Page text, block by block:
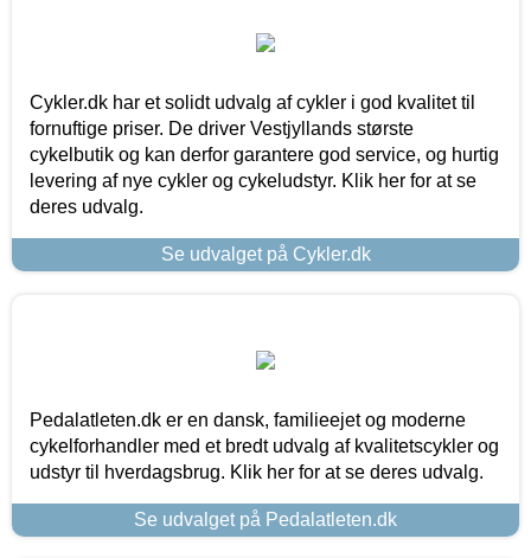
Cykler.dk har et solidt udvalg af cykler i god kvalitet til
fornuftige priser. De driver Vestjyllands største
cykelbutik og kan derfor garantere god service, og hurtig
levering af nye cykler og cykeludstyr. Klik her for at se
deres udvalg.
Se udvalget på Cykler.dk
Pedalatleten.dk er en dansk, familieejet og moderne
cykelforhandler med et bredt udvalg af kvalitetscykler og
udstyr til hverdagsbrug. Klik her for at se deres udvalg.
Se udvalget på Pedalatleten.dk